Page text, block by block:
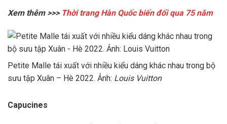
Xem thêm >>> Thời trang Hàn Quốc biến đổi qua 75 năm
Petite Malle tái xuất với nhiều kiểu dáng khác nhau trong bộ
sưu tập Xuân – Hè 2022. Ảnh: Louis Vuitton
Capucines